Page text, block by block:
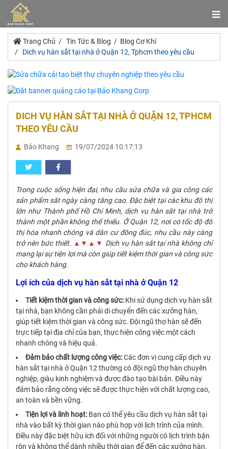
Trang Chủ Tin Tức & Blog
Blog Cơ Khí
Dich vụ hàn sắt tại nhà ở Quận 12, Tphcm theo yêu cầu
DICH VỤ HÀN SẮT TẠI NHÀ Ở QUẬN 12, TPHCM
THEO YÊU CẦU
Bảo Khang 19/07/2024 10:17:13
Trong cuộc sống hiện đại, nhu cầu sửa chữa và gia công các
sản phẩm sắt ngày càng tăng cao. Đặc biệt tại các khu đô thị
lớn như Thành phố Hồ Chí Minh, dịch vụ hàn sắt tại nhà trở
thành một phần không thể thiếu. Ở Quận 12, nơi có tốc độ đô
thị hóa nhanh chóng và dân cư đông đúc, nhu cầu này càng
trở nên bức thiết. ▲▼▲▼ Dịch vụ hàn sắt tại nhà không chỉ
mang lại sự tiện lợi mà còn giúp tiết kiệm thời gian và công sức
cho khách hàng.
Lợi ích của dịch vụ hàn sắt tại nhà ở Quận 12
Tiết kiệm thời gian và công sức: Khi sử dụng dịch vụ hàn sắt
tại nhà, bạn không cần phải di chuyển đến các xưởng hàn,
giúp tiết kiệm thời gian và công sức. Đội ngũ thợ hàn sẽ đến
trực tiếp tại địa chỉ của bạn, thực hiện công việc một cách
nhanh chóng và hiệu quả.
Đảm bảo chất lượng công việc:Các đơn vị cung cấp dịch vụ
hàn sắt tại nhà ở Quận 12 thường có đội ngũ thợ hàn chuyên
nghiệp, giàu kinh nghiệm và được đào tạo bài bản. Điều này
đảm bảo rằng công việc sẽ được thực hiện với chất lượng cao,
an toàn và bền vững.
Tiện lợi và linh hoạt: Bạn có thể yêu cầu dịch vụ hàn sắt tại
nhà vào bất kỳ thời gian nào phù hợp với lịch trình của mình.
Điều này đặc biệt hữu ích đối với những người có lịch trình bận
rộn và không thể dành nhiều thời gian để đến các xưởng hàn.